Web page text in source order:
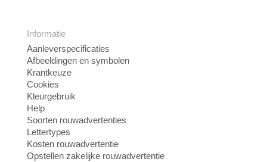
Informatie
Aanleverspecificaties
Afbeeldingen en symbolen
Krantkeuze
Cookies
Kleurgebruik
Help
Soorten rouwadvertenties
Lettertypes
Kosten rouwadvertentie
Opstellen zakelijke rouwadvertentie